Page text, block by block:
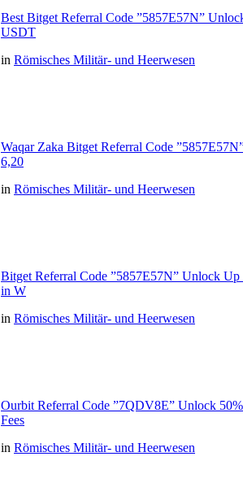
Best Bitget Referral Code ”5857E57N”
USDT
in Römisches Militär- und Heerwesen
Waqar Zaka Bitget Referral Code
6,20
in Römisches Militär- und Heerwesen
Bitget Referral Code ”5857E57N” Unlock
in W
in Römisches Militär- und Heerwesen
Ourbit Referral Code ”7QDV8E” Unlock
Fees
in Römisches Militär- und Heerwesen